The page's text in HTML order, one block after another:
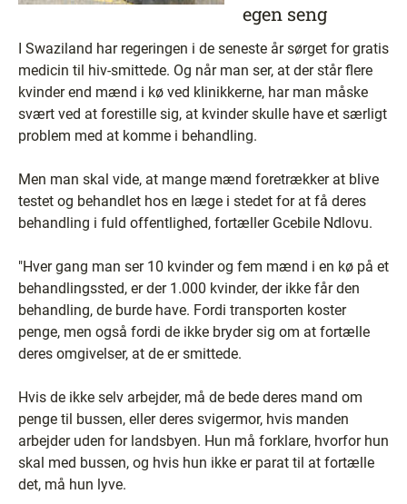
egen seng
I Swaziland har regeringen i de seneste år sørget for gratis
medicin til hiv-smittede. Og når man ser, at der står flere
kvinder end mænd i kø ved klinikkerne, har man måske
svært ved at forestille sig, at kvinder skulle have et særligt
problem med at komme i behandling.
Men man skal vide, at mange mænd foretrækker at blive
testet og behandlet hos en læge i stedet for at få deres
behandling i fuld offentlighed, fortæller Gcebile Ndlovu.
"Hver gang man ser 10 kvinder og fem mænd i en kø på et
behandlingssted, er der 1.000 kvinder, der ikke får den
behandling, de burde have. Fordi transporten koster
penge, men også fordi de ikke bryder sig om at fortælle
deres omgivelser, at de er smittede.
Hvis de ikke selv arbejder, må de bede deres mand om
penge til bussen, eller deres svigermor, hvis manden
arbejder uden for landsbyen. Hun må forklare, hvorfor hun
skal med bussen, og hvis hun ikke er parat til at fortælle
det, må hun lyve.